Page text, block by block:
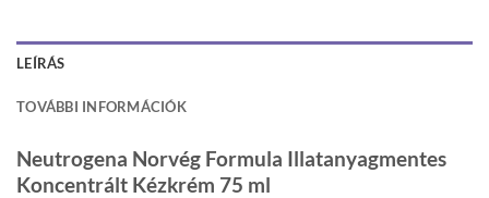
LEÍRÁS
TOVÁBBI INFORMÁCIÓK
Neutrogena Norvég Formula Illatanyagmentes
Koncentrált Kézkrém 75 ml